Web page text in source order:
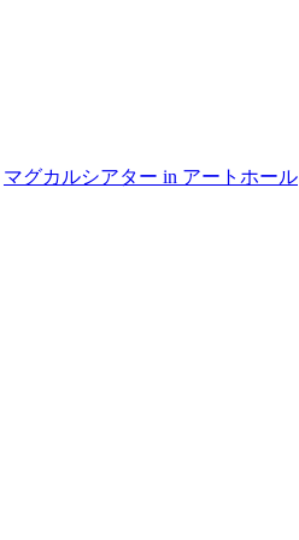
マグカルシアター in アートホール